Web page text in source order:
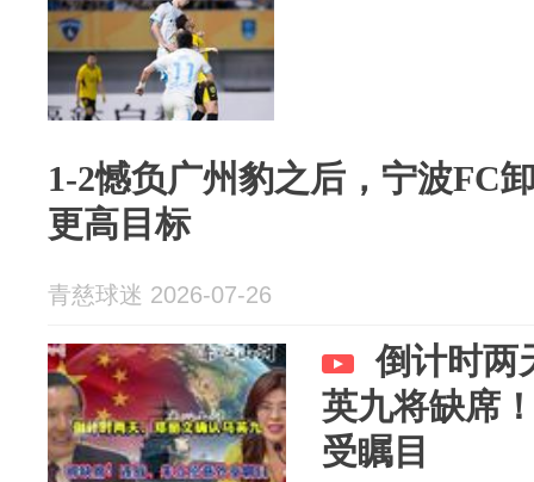
1-2憾负广州豹之后，宁波FC
更高目标
青慈球迷 2026-07-26
倒计时两
英九将缺席
受瞩目